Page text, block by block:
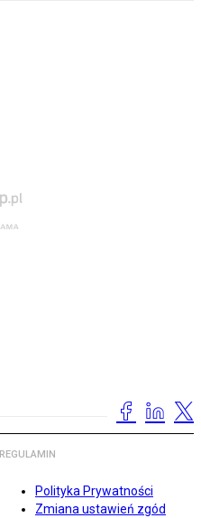
REGULAMIN
Polityka Prywatności
Zmiana ustawień zgód